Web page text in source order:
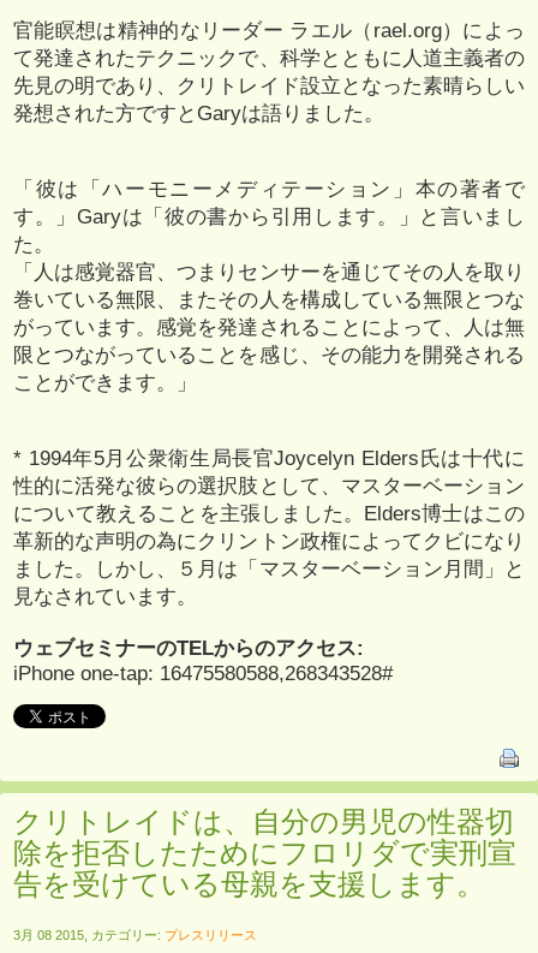
官能瞑想は精神的なリーダー ラエル（rael.org）によっ
て発達されたテクニックで、科学とともに人道主義者の
先見の明であり、クリトレイド設立となった素晴らしい
発想された方ですとGaryは語りました。
「彼は「ハーモニーメディテーション」本の著者で
す。」Garyは「彼の書から引用します。」と言いまし
た。
「人は感覚器官、つまりセンサーを通じてその人を取り
巻いている無限、またその人を構成している無限とつな
がっています。感覚を発達されることによって、人は無
限とつながっていることを感じ、その能力を開発される
ことができます。」
* 1994年5月公衆衛生局長官Joycelyn Elders氏は十代に
性的に活発な彼らの選択肢として、マスターベーション
について教えることを主張しました。Elders博士はこの
革新的な声明の為にクリントン政権によってクビになり
ました。しかし、５月は「マスターベーション月間」と
見なされています。
ウェブセミナーのTELからのアクセス:
iPhone one-tap: 16475580588,268343528#
クリトレイドは、自分の男児の性器切
除を拒否したためにフロリダで実刑宣
告を受けている母親を支援します。
3月 08 2015, カテゴリー: プレスリリース